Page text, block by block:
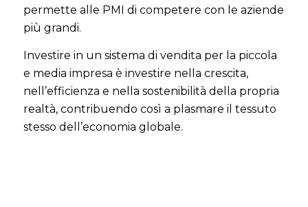
permette alle PMI di competere con le aziende
più grandi.
Investire in un sistema di vendita per la piccola
e media impresa è investire nella crescita,
nell’efficienza e nella sostenibilità della propria
realtà, contribuendo così a plasmare il tessuto
stesso dell’economia globale.